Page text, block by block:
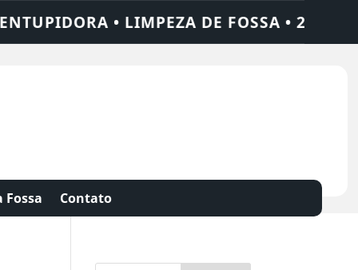
LIMPEZA DE FOSSA • 24 HORAS • CHAME
Fossa Contato